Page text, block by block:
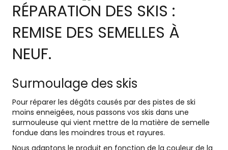
RÉPARATION DES SKIS :
REMISE DES SEMELLES À
NEUF.
Surmoulage des skis
Pour réparer les dégâts causés par des pistes de ski
moins enneigées, nous passons vos skis dans une
surmouleuse qui vient mettre de la matière de semelle
fondue dans les moindres trous et rayures.